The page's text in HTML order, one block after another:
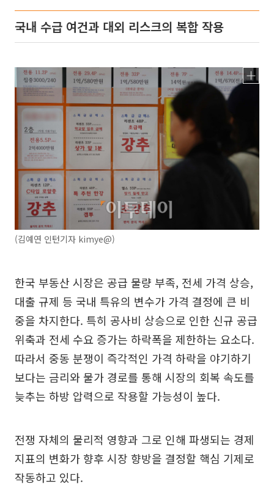
국내 수급 여건과 대외 리스크의 복합 작용
(김예연 인턴기자 kimye@)
한국 부동산 시장은 공급 물량 부족, 전세 가격 상승,
대출 규제 등 국내 특유의 변수가 가격 결정에 큰 비
중을 차지한다. 특히 공사비 상승으로 인한 신규 공급
위축과 전세 수요 증가는 하락폭을 제한하는 요소다.
따라서 중동 분쟁이 즉각적인 가격 하락을 야기하기
보다는 금리와 물가 경로를 통해 시장의 회복 속도를
늦추는 하방 압력으로 작용할 가능성이 높다.
전쟁 자체의 물리적 영향과 그로 인해 파생되는 경제
지표의 변화가 향후 시장 향방을 결정할 핵심 기제로
작동하고 있다.